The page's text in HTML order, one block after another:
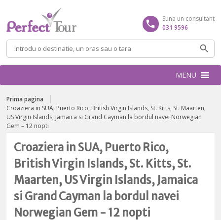
Caută
după:
Suna un consultant
031 9596
MENU
Prima pagina
Croaziera in SUA, Puerto Rico, British Virgin Islands, St. Kitts, St. Maarten,
US Virgin Islands, Jamaica si Grand Cayman la bordul navei Norwegian
Gem – 12 nopti
Croaziera in SUA, Puerto Rico,
British Virgin Islands, St. Kitts, St.
Maarten, US Virgin Islands, Jamaica
si Grand Cayman la bordul navei
Norwegian Gem - 12 nopti